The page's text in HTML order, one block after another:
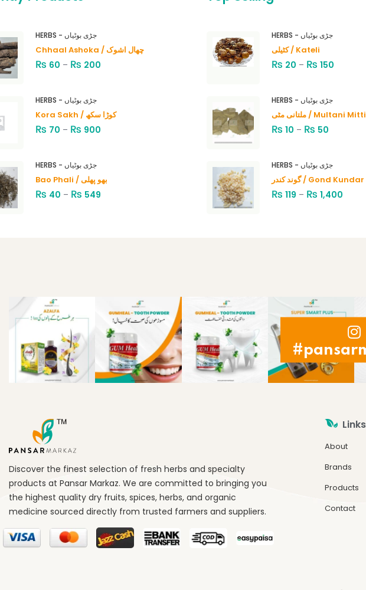
HERBS - جڑی بوٹیاں
Chhaal Ashoka / چھال اشوک
₨ 60 – ₨ 200
HERBS - جڑی بوٹیاں
Kora Sakh / کوڑا سکھ
₨ 70 – ₨ 900
HERBS - جڑی بوٹیاں
Bao Phali / بھو پھلی
₨ 40 – ₨ 549
HERBS - جڑی بوٹیاں
کٹیلی / Kateli
₨ 20 – ₨ 150
HERBS - جڑی بوٹیاں
ملتانی مٹی / Multani Mitti
₨ 10 – ₨ 50
HERBS - جڑی بوٹیاں
گوند کندر / Gond Kundar
₨ 119 – ₨ 1,400
Discover the finest selection of fresh herbs and specialty
products at Pansar Markaz. We are committed to bringing you
the highest quality dry fruits, spices, herbs, and organic
medicine sourced directly from trusted farmers and suppliers.
Links
About
Brands
Products
Contact